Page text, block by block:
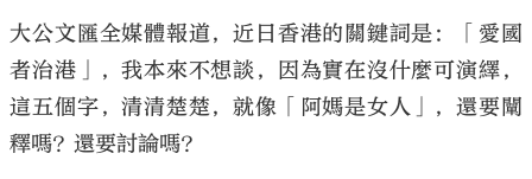
大公文匯
大公文匯全媒體報道，近日香港的關鍵詞是：「愛國
者治港」，我本來不想談，因為實在沒什麼可演繹，
這五個字，清清楚楚，就像「阿媽是女人」，還要闡
釋嗎？還要討論嗎？